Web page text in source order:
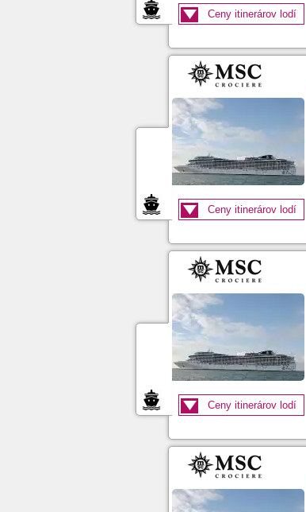
Ceny itinerárov lodí
Ceny itinerárov lodí
Ceny itinerárov lodí